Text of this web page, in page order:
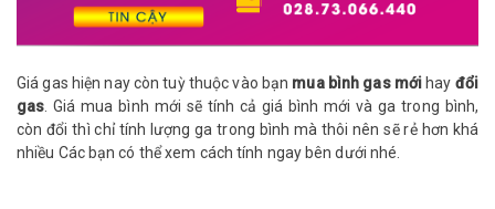
Giá gas hiện nay còn tuỳ thuộc vào bạn mua bình gas mới hay đổi
gas. Giá mua bình mới sẽ tính cả giá bình mới và ga trong bình,
còn đổi thì chỉ tính lượng ga trong bình mà thôi nên sẽ rẻ hơn khá
nhiều Các bạn có thể xem cách tính ngay bên dưới nhé.